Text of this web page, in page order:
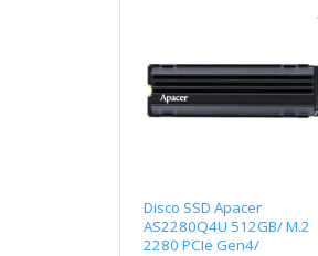
Disco SSD Apacer
AS2280Q4U 512GB/ M.2
2280 PCIe Gen4/